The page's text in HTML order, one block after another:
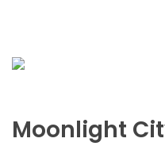
Moonlight